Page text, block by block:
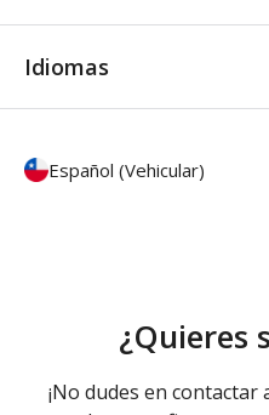
Idiomas
Español (Vehicular)
¿Quieres
¡No dudes en contactar